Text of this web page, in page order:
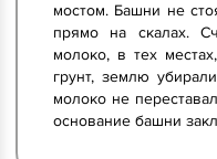
мостом. Башни не
прямо на скалах.
молоко, в тех
грунт, землю
молоко не
основание башни